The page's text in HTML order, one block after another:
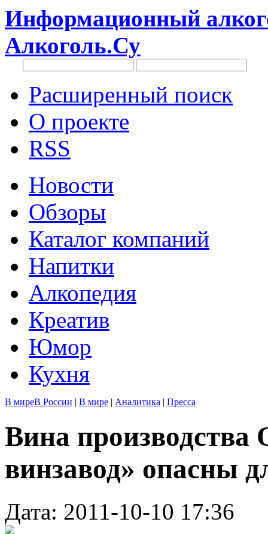
Информационный
Алкоголь.Су
Расширенный поиск
О проекте
RSS
Новости
Обзоры
Каталог компаний
Напитки
Алкопедия
Креатив
Юмор
Кухня
В миреВ России | В мире | Аналитика | Пресса
Вина
винзавод» опасны
Дата: 2011-10-10 17:36